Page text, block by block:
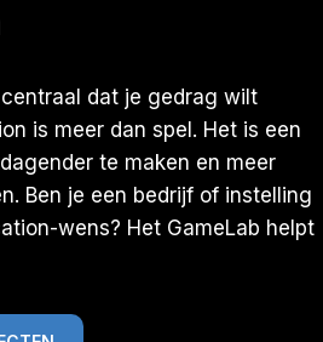
dat je gedrag wilt
is meer dan spel. Het is een
te maken en meer
Ben je een bedrijf of instelling
wens? Het GameLab helpt